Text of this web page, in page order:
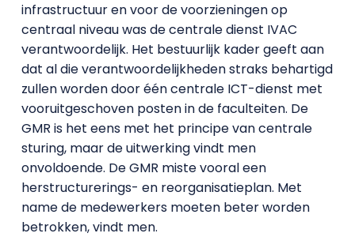
infrastructuur en voor de voorzieningen op
centraal niveau was de centrale dienst IVAC
verantwoordelijk. Het bestuurlijk kader geeft aan
dat al die verantwoordelijkheden straks behartigd
zullen worden door één centrale ICT-dienst met
vooruitgeschoven posten in de faculteiten. De
GMR is het eens met het principe van centrale
sturing, maar de uitwerking vindt men
onvoldoende. De GMR miste vooral een
herstructurerings- en reorganisatieplan. Met
name de medewerkers moeten beter worden
betrokken, vindt men.